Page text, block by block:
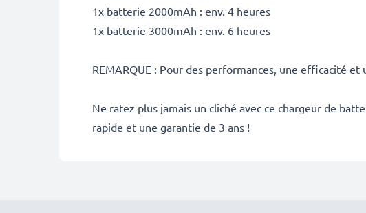
1x batterie 2000mAh : env. 4 heures
1x batterie 3000mAh : env. 6 heures
REMARQUE : Pour des performances, une efficacité
Ne ratez plus jamais un cliché avec ce chargeur de
rapide et une garantie de 3 ans !